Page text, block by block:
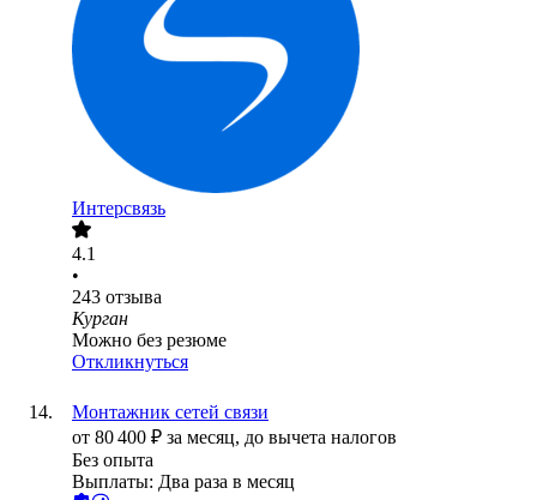
Интерсвязь
4.1
•
243 отзыва
Курган
Можно без резюме
Откликнуться
Монтажник сетей связи
от 80 400 ₽ за месяц, до вычета налогов
Без опыта
Выплаты: Два раза в месяц